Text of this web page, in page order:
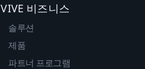
VIVE 비즈니스
솔루션
제품
파트너 프로그램